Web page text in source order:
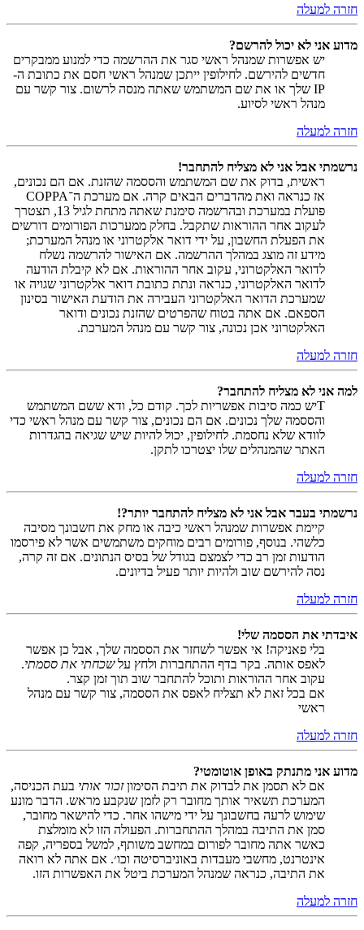
חזרה למעלה
מדוע אני לא יכול להרשם?
יש אפשרות שמנהל ראשי סגר את ההרשמה כדי למנוע ממבקרים
חדשים להירשם. לחילופין ייתכן שמנהל ראשי חסם את כתובת ה-
IP שלך או את שם המשתמש שאתה מנסה לרשום. צור קשר עם
מנהל ראשי לסיוע.
חזרה למעלה
נרשמתי אבל אני לא מצליח להתחבר!
ראשית, בדוק את שם המשתמש והססמה שהזנת. אם הם נכונים,
אז כנראה ואת מהדברים הבאים קרה. אם מערכת ה־COPPA
פועלת במערכת ובהרשמה סימנת שאתה מתחת לגיל 13, תצטרך
לעקוב אחר ההוראות שתקבל. בחלק ממערכות הפורומים דורשים
את הפעלת החשבון, על ידי דואר אלקטרוני או מנהל המערכת;
מידע זה מוצג במהלך ההרשמה. אם האישור להרשמה נשלח
לדואר האלקטרוני, עקוב אחר ההוראות. אם לא קיבלת הודעה
לדואר האלקטרוני, כנראה ונתת כתובת דואר אלקטרוני שגויה או
שמערכת הדואר האלקטרוני העבירה את הודעת האישור בסינון
הספאם. אם אתה בטוח שהפרטים שהזנת נכונים ודואר
האלקטרוני אכן נכונה, צור קשר עם מנהל המערכת.
חזרה למעלה
למה אני לא מצליח להתחבר?
Tיש כמה סיבות אפשריות לכך. קודם כל, ודא ששם המשתמש
והססמה שלך נכונים. אם הם נכונים, צור קשר עם מנהל ראשי כדי
לוודא שלא נחסמת. לחילופין, יכול להיות שיש שגיאה בהגדרות
האתר שהמנהלים שלו יצטרכו לתקן.
חזרה למעלה
נרשמתי בעבר אבל אני לא מצליח להתחבר יותר?!
קיימת אפשרות שמנהל ראשי כיבה או מחק את חשבונך מסיבה
כלשהי. בנוסף, פורומים רבים מוחקים משתמשים אשר לא פירסמו
הודעות זמן רב כדי לצמצם בגודל של בסיס הנתונים. אם זה קרה,
נסה להירשם שוב ולהיות יותר פעיל בדיונים.
חזרה למעלה
איבדתי את הססמה שלי!
בלי פאניקה! אי אפשר לשחזר את הססמה שלך, אבל כן אפשר
לאפס אותה. בקר בדף ההתחברות ולחץ עלשכחתי את ססמתי.
עקוב אחר ההוראות ותוכל להתחבר שוב תוך זמן קצר.
אם בכל זאת לא תצליח לאפס את הססמה, צור קשר עם מנהל
ראשי
חזרה למעלה
מדוע אני מתנתק באופן אוטומטי?
אם לא תסמן את לבדוק את תיבת הסימוןזכור אותי בעת הכניסה,
המערכת תשאיר אותך מחובר רק לזמן שנקבע מראש. הדבר מונע
שימוש לרעה בחשבונך על ידי מישהו אחר. כדי להישאר מחובר,
סמן את התיבה במהלך ההתחברות. הפעולה הזו לא מומלצת
כאשר אתה מחובר לפורום במחשב משותף, למשל בספריה, קפה
אינטרנט, מחשבי מעבדות באוניברסיטה וכו׳. אם אתה לא רואה
את התיבה, כנראה שמנהל המערכת ביטל את האפשרות הזו.
חזרה למעלה